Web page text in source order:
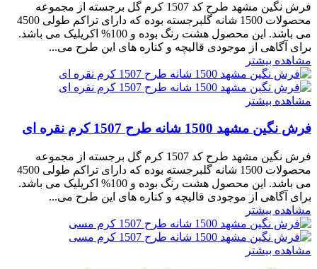
فرش نگین مشهد طرح کد 1507 کرم گل برجسته از مجموعه
محصولات 1500 شانه گلبرجسته بوده که دارای تراکم طولی 4500
می باشد. این محصول هشت رنگ بوده و 100% اکریلیک می باشد.
برای آگاهی از موجودی قالیچه و کناره های این طرح می...
مشاهده بیشتر
مشاهده بیشتر
فرش نگین مشهد 1500 شانه طرح 1507 کرم نقره ای
فرش نگین مشهد طرح کد 1507 کرم گل برجسته از مجموعه
محصولات 1500 شانه گلبرجسته بوده که دارای تراکم طولی 4500
می باشد. این محصول هشت رنگ بوده و 100% اکریلیک می باشد.
برای آگاهی از موجودی قالیچه و کناره های این طرح می...
مشاهده بیشتر
مشاهده بیشتر